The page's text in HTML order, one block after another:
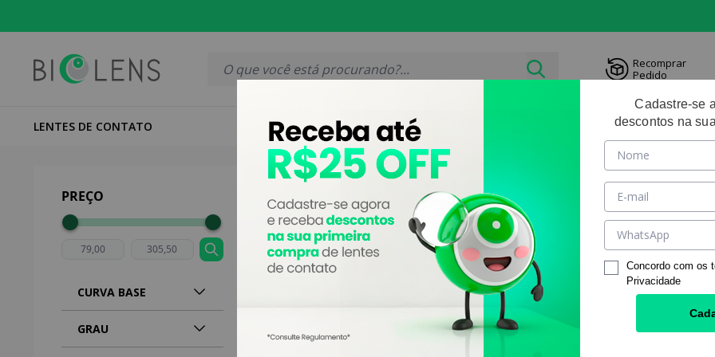
Recomprar
Pedido
LENTES DE CONTATO LENTES COLORIDAS
PREÇO
CURVA BASE
GRAU
Página inicial |Lentes de Contato
PRODUTOS POR
Cadastre-se
descontos na
Concordo com os
Privacidade